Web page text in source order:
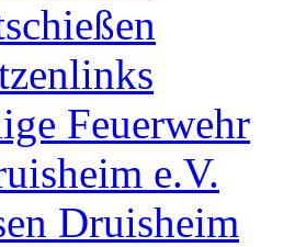
Feuerwehr
e.V.
Druisheim